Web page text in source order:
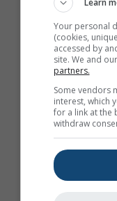
Learn
Your personal
(cookies,
accessed by
site. We and
partners.
Some vendors
interest, which
for a link at the
withdraw